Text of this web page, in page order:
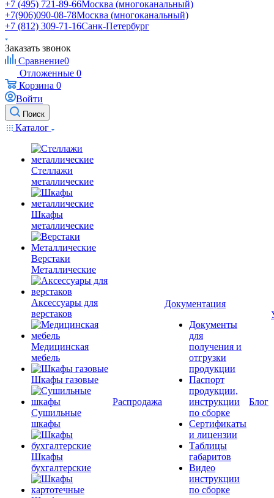
+7 (495) 721-89-66Москва (многоканальный)
+7(906)090-08-78Москва (многоканальный)
+7 (812) 309-71-16Санк-Петербург
Заказать звонок
Сравнение0
Отложенные 0
Корзина 0
Войти
Поиск
Каталог
Стеллажи
металлические
Шкафы
металлические
Верстаки
Металлические
Аксессуары для
верстаков
Медицинская
мебель
Шкафы газовые
Сушильные
шкафы
Шкафы
бухгалтерские
Распродажа
Документация
Документы
для
получения и
отгрузки
продукции
Паспорт
продукции,
инструкции
по сборке
Сертификаты
и лицензии
Таблицы
габаритов
Видео
инструкции
по сборке
Блог